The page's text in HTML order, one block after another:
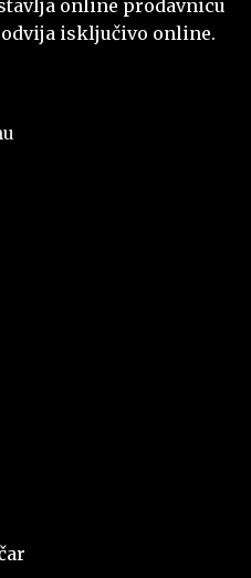
online prodavnicu
isključivo online.